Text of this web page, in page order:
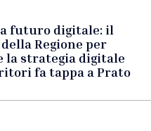
futuro digitale: il
Regione per
la strategia digitale
fa tappa a Prato